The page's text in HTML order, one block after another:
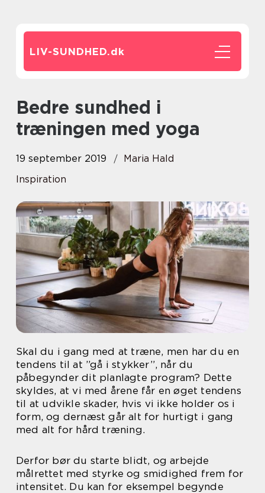
LIV-SUNDHED.dk
Bedre sundhed i
træningen med yoga
19 september 2019
Maria Hald
Inspiration
Skal du i gang med at træne, men har du en
tendens til at ”gå i stykker”, når du
påbegynder dit planlagte program? Dette
skyldes, at vi med årene får en øget tendens
til at udvikle skader, hvis vi ikke holder os i
form, og dernæst går alt for hurtigt i gang
med alt for hård træning.
Derfor bør du starte blidt, og arbejde
målrettet med styrke og smidighed frem for
intensitet. Du kan for eksempel begynde